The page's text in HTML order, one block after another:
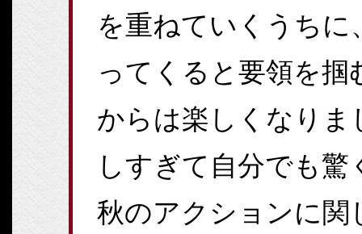
を重ねていくうち
ってくると要領を
からは楽しくなりま
しすぎて自分でも
秋のアクションに関